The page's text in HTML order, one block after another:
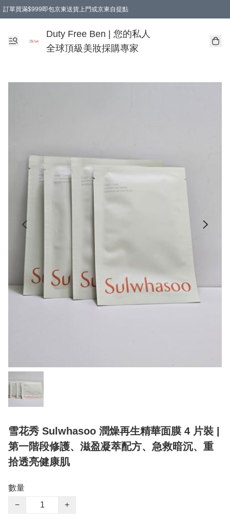
訂單買滿$999即包京東送貨上門或京東自提點
Duty Free Ben | 您的私人
全球頂級美妝採購專家
雪花秀 Sulwhasoo 潤燥再生精華面膜 4 片裝 |
第一階段修護、滋盈凝萃配方、急救暗沉、重
拾透亮健康肌
數量
−
+